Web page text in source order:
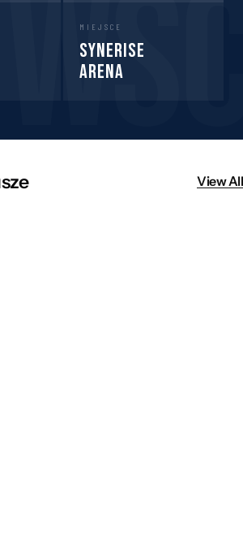
MIEJSCE
Synerise
Arena
View All